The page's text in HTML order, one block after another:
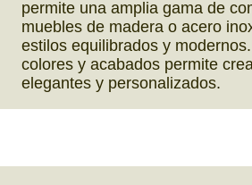
permite una amplia gama de
muebles de madera o acero
estilos equilibrados y
colores y acabados permite
elegantes y personalizados.